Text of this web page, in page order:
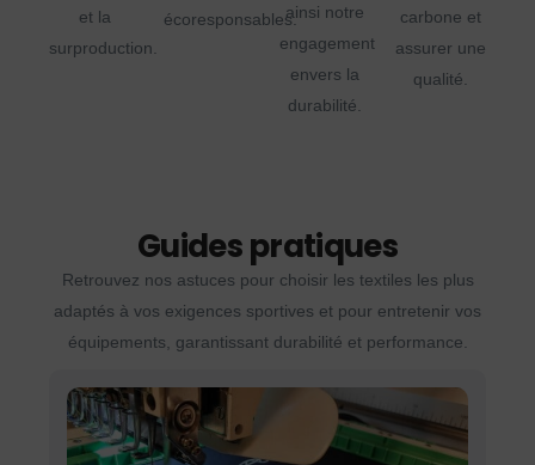
et la
surproduction.
écoresponsables.ainsi notre
engagement
envers la
durabilité.
carbone et
assurer une
qualité.
Guides pratiques
Retrouvez nos astuces pour choisir les textiles les plus
adaptés à vos exigences sportives et pour entretenir vos
équipements, garantissant durabilité et performance.